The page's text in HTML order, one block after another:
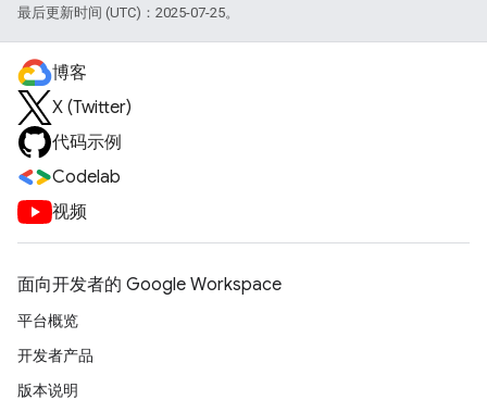
最后更新时间 (UTC)：2025-07-25。
博客
X (Twitter)
代码示例
Codelab
视频
面向开发者的 Google Workspace
平台概览
开发者产品
版本说明